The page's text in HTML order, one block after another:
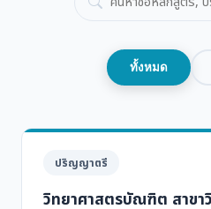
ทั้งหมด
ปริญญาตรี
วิทยาศาสตรบัณฑิต สาขา